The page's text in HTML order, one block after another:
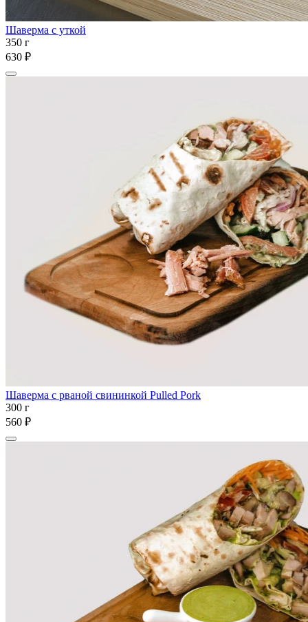
Шаверма с уткой
350 г
630 ₽
Шаверма с рваной свининкой Pulled Pork
300 г
560 ₽